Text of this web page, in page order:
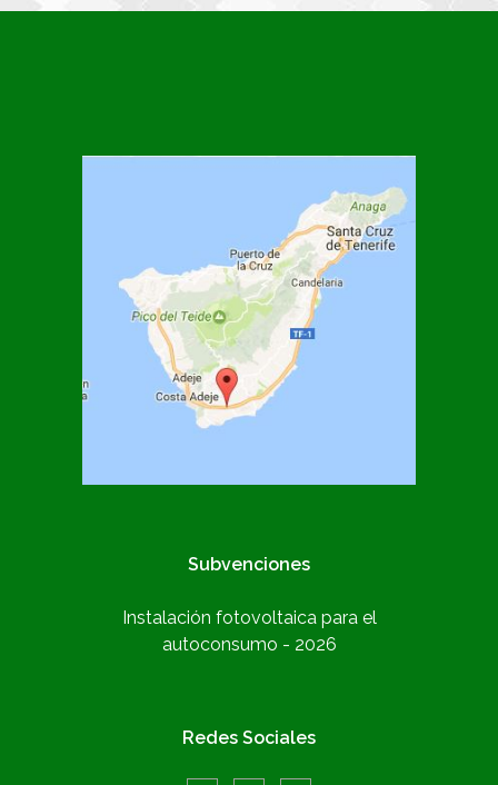
Subvenciones
Instalación fotovoltaica para el
autoconsumo - 2026
Redes Sociales